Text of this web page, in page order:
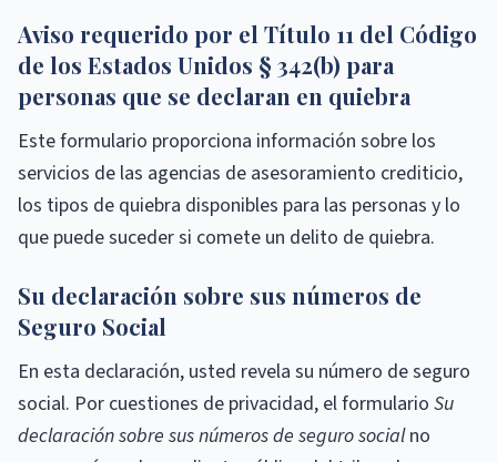
Aviso requerido por el Título 11 del Código
de los Estados Unidos § 342(b) para
personas que se declaran en quiebra
Este formulario proporciona información sobre los
servicios de las agencias de asesoramiento crediticio,
los tipos de quiebra disponibles para las personas y lo
que puede suceder si comete un delito de quiebra.
Su declaración sobre sus números de
Seguro Social
En esta declaración, usted revela su número de seguro
social. Por cuestiones de privacidad, el formulario Su
declaración sobre sus números de seguro socialno